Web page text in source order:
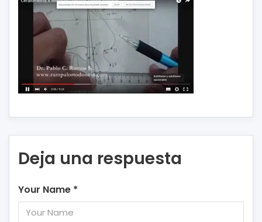
Deja una respuesta
Your Name *